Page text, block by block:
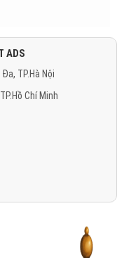
ADS
TP.Hà Nội
Chí Minh